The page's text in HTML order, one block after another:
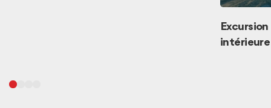
Excursion
intérieure